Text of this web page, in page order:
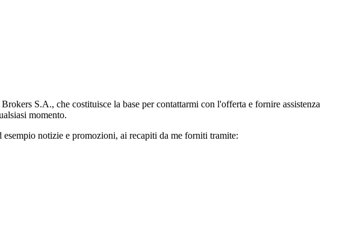
S.A., che costituisce la base per contattarmi con l'offerta e fornire assistenza
momento.
notizie e promozioni, ai recapiti da me forniti tramite: